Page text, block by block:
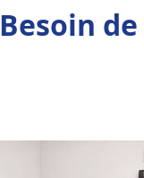
Besoin